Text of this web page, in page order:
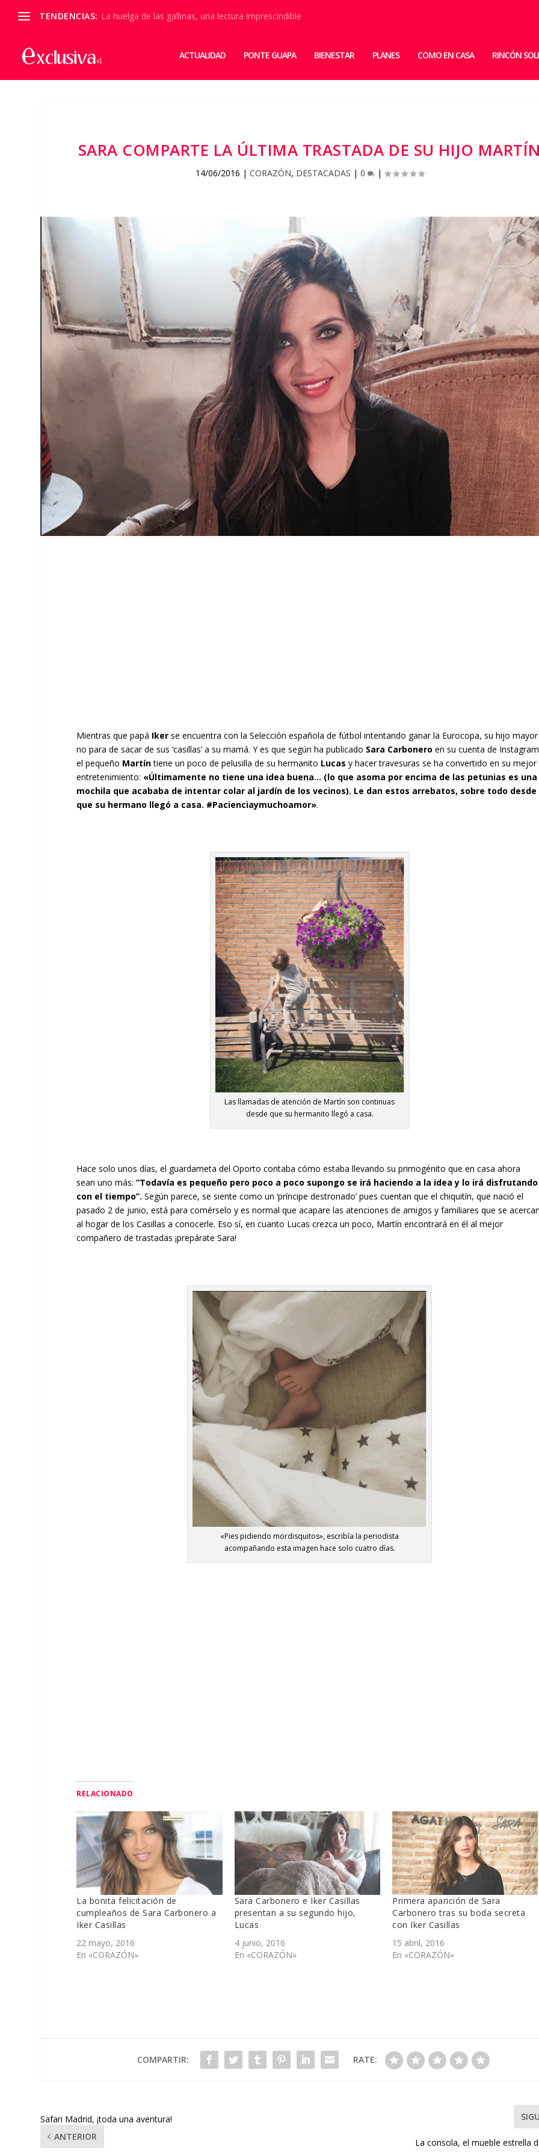
TENDENCIAS: La huelga de las gallinas, una lectura imprescindible
ACTUALIDAD PONTE GUAPA BIENESTAR PLANES COMO EN CASA RINCÓN
SARA COMPARTE LA ÚLTIMA TRASTADA DE SU HIJO
14/06/2016 | CORAZÓN, DESTACADAS | 0 |
Mientras que papá Iker se encuentra con la Selección española de fútbol intentando ganar la Eurocopa, su hijo mayor
no para de sacar de sus ‘casillas’ a su mamá. Y es que según ha publicado Sara Carbonero en su cuenta de
el pequeño Martíntiene un poco de pelusilla de su hermanito Lucas y hacer travesuras se ha convertido en su mejor
entretenimiento: «Últimamente no tiene una idea buena… (lo que asoma por encima de las petunias es una
mochila que acababa de intentar colar al jardín de los vecinos). Le dan estos arrebatos, sobre todo desde
que su hermano llegó a casa. #Pacienciaymuchoamor».
Las llamadas de atención de Martín son continuas
desde que su hermanito llegó a casa.
Hace solo unos días, el guardameta del Oporto contaba cómo estaba llevando su primogénito que en casa ahora
sean uno más:“Todavía es pequeño pero poco a poco supongo se irá haciendo a la idea y lo irá disfrutando
con el tiempo”.Según parece, se siente como un ‘príncipe destronado’ pues cuentan que el chiquitín, que nació el
pasado 2 de junio, está para comérselo y es normal que acapare las atenciones de amigos y familiares que se
al hogar de los Casillas a conocerle. Eso sí, en cuanto Lucas crezca un poco, Martín encontrará en él al mejor
compañero de trastadas ¡prepárate Sara!
«Pies pidiendo mordisquitos», escribía la periodista
acompañando esta imagen hace solo cuatro días.
RELACIONADO
La bonita felicitación de
cumpleaños de Sara Carbonero a
Iker Casillas
22 mayo, 2016
En «CORAZÓN»
Sara Carbonero e Iker Casillas
presentan a su segundo hijo,
Lucas
4 junio, 2016
En «CORAZÓN»
Primera aparición de Sara
Carbonero tras su boda secreta
con Iker Casillas
15 abril, 2016
En «CORAZÓN»
COMPARTIR: RATE:
Safari Madrid, ¡toda una aventura!
ANTERIOR
La consola, el mueble estrella